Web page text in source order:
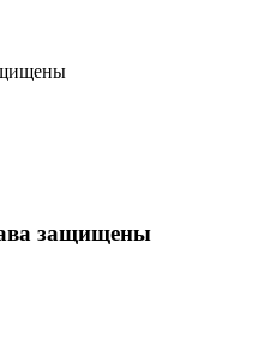
защищены